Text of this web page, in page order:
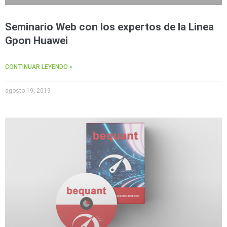
Seminario Web con los expertos de la Linea
Gpon Huawei
CONTINUAR LEYENDO »
agosto 19, 2019